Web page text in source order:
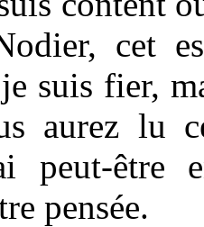
cet
suis fier,
aurez lu
peut-être
pensée.